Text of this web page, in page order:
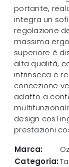
portante,
integra un
regolazione
massima
superiore è
alta qualità,
intrinseca e
concezione
adatto a
design così
prestazioni
Marca:
Categoria: